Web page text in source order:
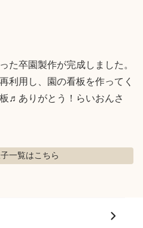
た卒園製作が完成しました。
利用し、園の看板を作ってく
♬ありがとう！らいおんさ
一覧はこちら